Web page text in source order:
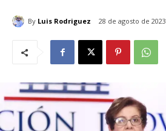
By Luis Rodriguez 28 de agosto de 2023